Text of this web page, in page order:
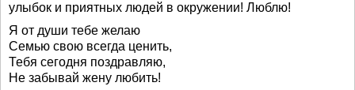
улыбок и приятных людей в окружении! Люблю!
Я от души тебе желаю
Семью свою всегда ценить,
Тебя сегодня поздравляю,
Не забывай жену любить!